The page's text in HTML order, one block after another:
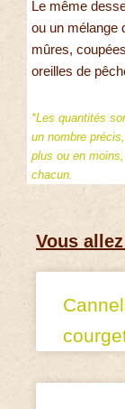
Le même
ou un mélange
mûres,
oreilles de
*Les quantités
un nombre
plus ou en
chacun.
Vous